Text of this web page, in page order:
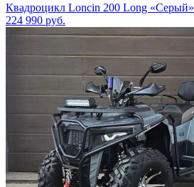
Квадроцикл Loncin 200 Long «Серый»
224 990 руб.